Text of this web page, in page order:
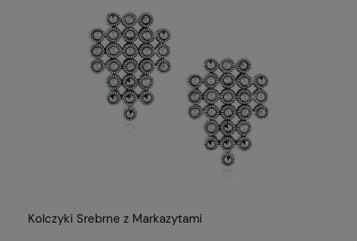
Kolczyki Srebrne z Markazytami